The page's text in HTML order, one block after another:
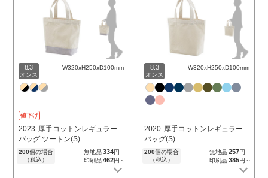
8.3
オンス
W320xH250xD100mm
値下げ
2023 厚手コットンレギュラー
バッグ ツートン(S)
200個の場合
（税込）
無地品334円
印刷品462円～
8.3
オンス
W320xH250xD100mm
2020 厚手コットンレギュラー
バッグ(S)
200個の場合
（税込）
無地品257円
印刷品385円～